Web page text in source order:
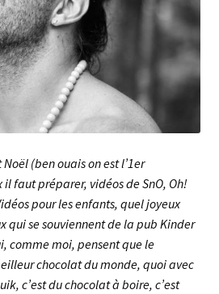
(ben ouais on est l’1er
faut préparer, vidéos de SnO, Oh!
pour les enfants, quel joyeux
qui se souviennent de la pub Kinder
comme moi, pensent que le
chocolat du monde, quoi avec
c’est du chocolat à boire, c’est